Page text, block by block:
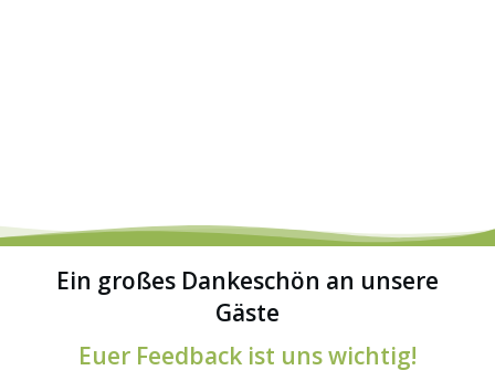
Ein großes Dankeschön an unsere
Gäste
Euer Feedback ist uns wichtig!